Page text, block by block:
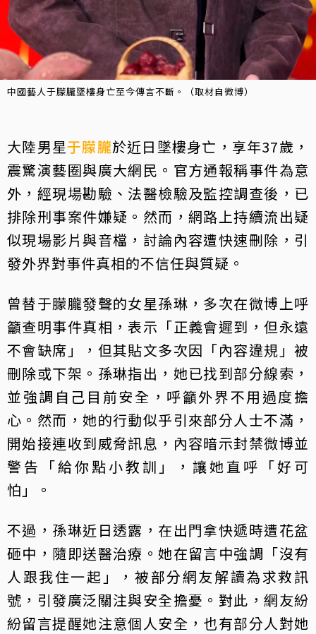
中國藝人于朦朧墜樓身亡至今傳言不斷。（取材自微博）
大陸男星于朦朧於近日墜樓身亡，享年37歲，
震驚演藝圈與廣大網民。官方通報稱事件為意
外，經現場勘驗、法醫檢驗及監控調查後，已
排除刑事案件嫌疑。然而，網路上持續流出疑
似現場影片與音檔，討論內容遭快速刪除，引
發外界對事件真相的不信任與質疑。
曾替于朦朧發聲的女星孫琳，多次在微博上呼
籲查明事件真相，表示「正義會遲到，但永遠
不會缺席」，但其貼文多次因「內容違規」被
刪除或下架。孫琳指出，她已找到部分線索，
並強調自己目前安全，呼籲外界不用過度擔
心。然而，她的行動似乎引來部分人士不滿，
開始接連收到威脅訊息，內容暗示封禁微博並
警告「給你點小教訓」，讓她直呼「好可
怕」。
不過，孫琳近日透露，在出門拿快遞時遭花盆
砸中，隨即送醫治療。她在留言中強調「沒有
人跟我住一起」，被部分網友解讀為求救訊
號，引發廣泛關注與安全擔憂。對此，網友紛
紛留言提醒她注意個人安全，也有部分人對她